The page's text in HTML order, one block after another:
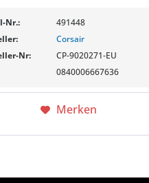
Nr.:
491448
Corsair
Nr:
CP-9020271-EU
0840006667636
Merken